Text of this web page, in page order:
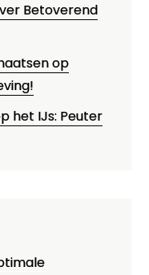
Betoverend
op
het IJs: Peuter